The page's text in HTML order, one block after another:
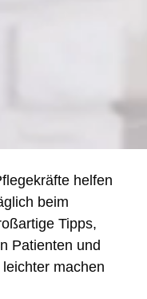
helfen
beim
Tipps,
Patienten und
machen